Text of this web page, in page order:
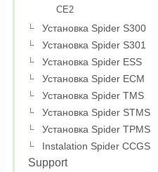
CE2
Установка Spider S300
Установка Spider S301
Установка Spider ESS
Установка Spider ECM
Установка Spider TMS
Установка Spider STMS
Установка Spider TPMS
Instalation Spider CCGS
Support